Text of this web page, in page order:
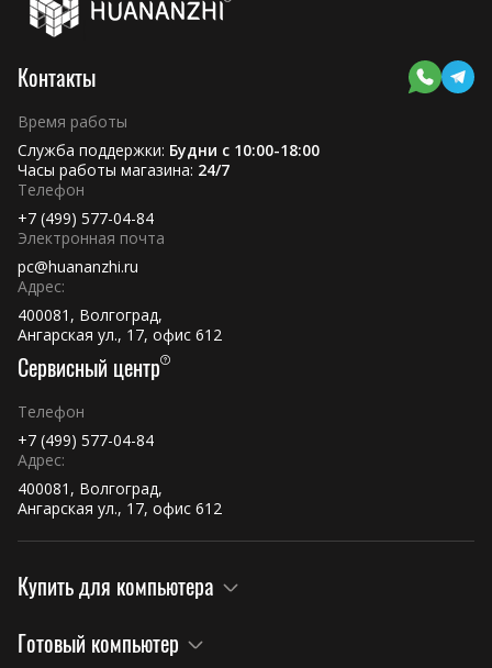
Контакты
Время работы
Служба поддержки: Будни с 10:00-18:00
Часы работы магазина: 24/7
Телефон
+7 (499) 577-04-84
Электронная почта
pc@huananzhi.ru
Адрес:
400081, Волгоград,
Ангарская ул., 17, офис 612
Сервисный центр
Телефон
+7 (499) 577-04-84
Адрес:
400081, Волгоград,
Ангарская ул., 17, офис 612
Купить для компьютера
Готовый компьютер